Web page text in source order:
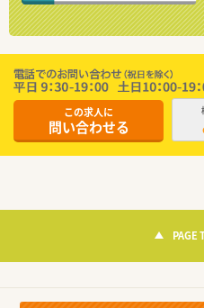
この求人に
問い合わせる
PAGE